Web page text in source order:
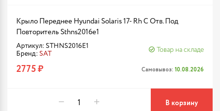
Крыло Переднее Hyundai Solaris 17- Rh С Отв. Под
Повторитель Sthns2016e1
Артикул: STHNS2016E1
Бренд: SAT
Товар на складе
2775 ₽ Самовывоз: 10.08.2026
В корзину